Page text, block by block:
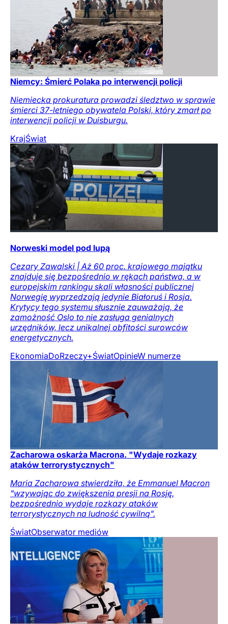
Niemcy: Śmierć Polaka po interwencji policji
Niemiecka prokuratura prowadzi śledztwo w sprawie
śmierci 37-letniego obywatela Polski, który zmarł po
interwencji policji w Duisburgu.
KrajŚwiat
Norweski model pod lupą
Cezary Zawalski | Aż 60 proc. krajowego majątku
znajduje się bezpośrednio w rękach państwa, a w
europejskim rankingu skali własności publicznej
Norwegię wyprzedzają jedynie Białoruś i Rosja.
Krytycy tego systemu słusznie zauważają, że
zamożność Oslo to nie zasługa genialnych
urzędników, lecz unikalnej obfitości surowców
energetycznych.
EkonomiaDoRzeczy+ŚwiatOpinieW numerze
Zacharowa oskarża Macrona. "Wydaje rozkazy
ataków terrorystycznych"
Maria Zacharowa stwierdziła, że Emmanuel Macron
"wzywając do zwiększenia presji na Rosję,
bezpośrednio wydaje rozkazy ataków
terrorystycznych na ludność cywilną".
ŚwiatObserwator mediów